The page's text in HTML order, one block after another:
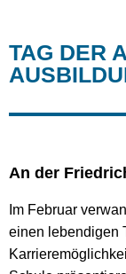
TAG DER
An der
Im Februar
einen lebendigen